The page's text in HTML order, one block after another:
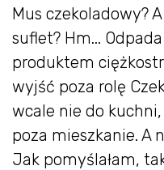
Mus czekoladowy?
suflet? Hm...
produktem
wyjść poza rolę
wcale nie do
poza mieszkanie. A
Jak pomyślałam,